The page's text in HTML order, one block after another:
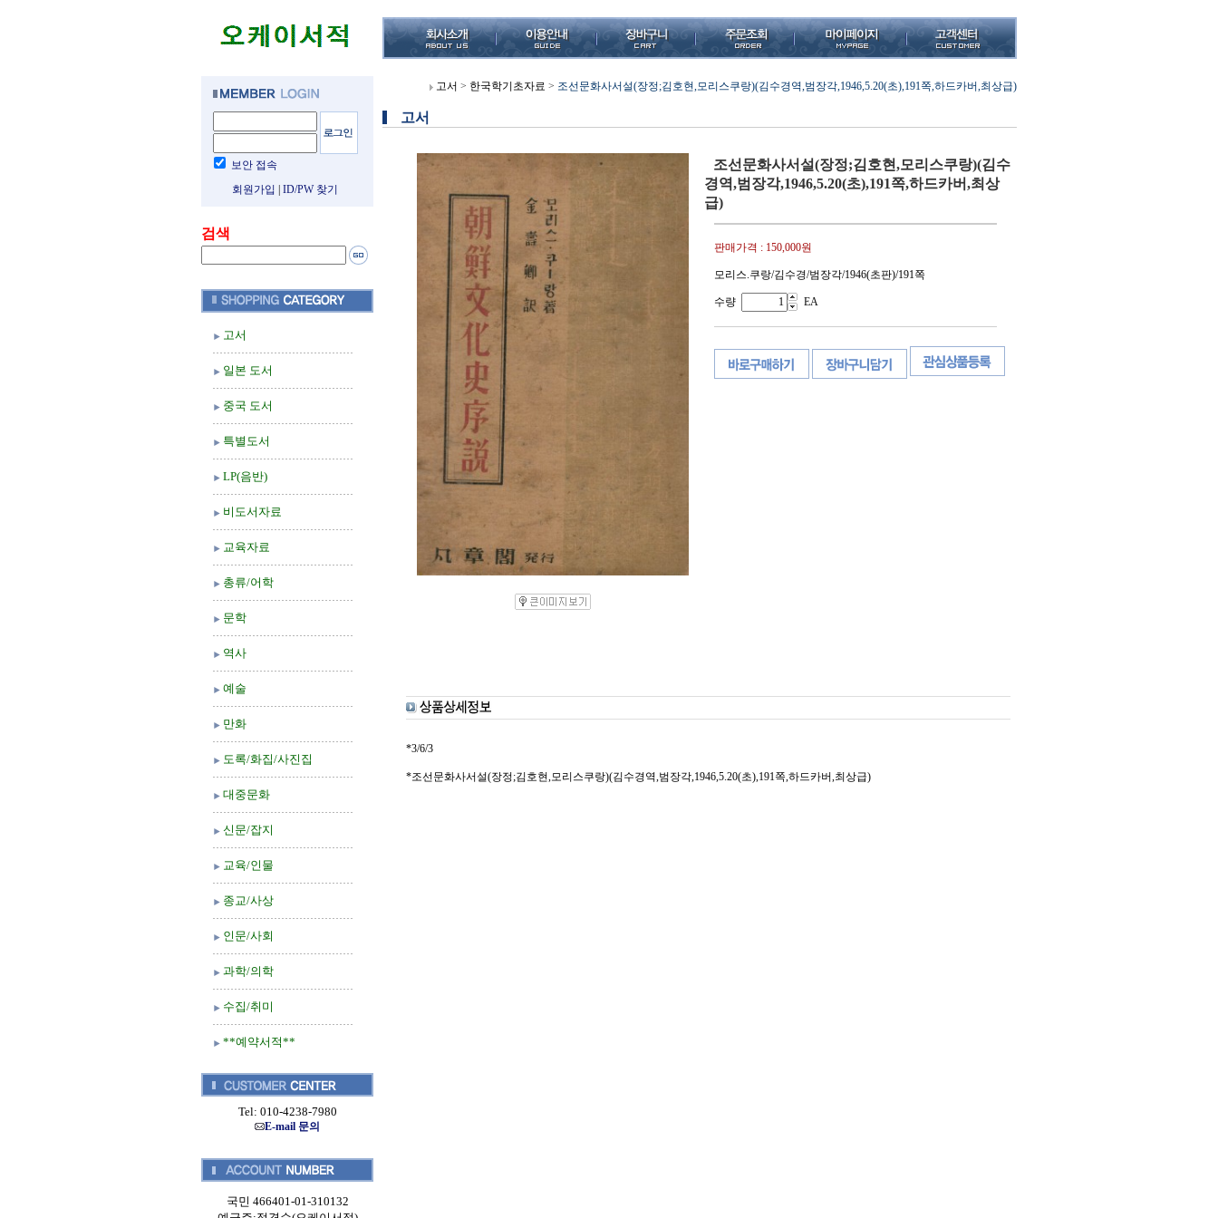
보안 접속
회원가입
ID/PW 찾기
검색
고서
일본 도서
중국 도서
특별도서
LP(음반)
비도서자료
교육자료
총류/어학
문학
역사
예술
만화
도록/화집/사진집
대중문화
신문/잡지
교육/인물
종교/사상
인문/사회
과학/의학
수집/취미
**예약서적**
Tel: 010-4238-7980
E-mail 문의
국민 466401-01-310132
고서 > 한국학기초자료 > 조선문화사서설(장정;김호현,모리스쿠랑)(김수경역,범장각,1946,5.20(초),191쪽,하드카버,최상급)
고서
조선문화사서설(장정;김호현,모리스쿠랑)(김수
경역,범장각,1946,5.20(초),191쪽,하드카버,최상
급)
판매가격 : 150,000원
모리스.쿠랑/김수경/범장각/1946(초판)/191쪽
수량 EA
*3/6/3
*조선문화사서설(장정;김호현,모리스쿠랑)(김수경역,범장각,1946,5.20(초),191쪽,하드카버,최상급)